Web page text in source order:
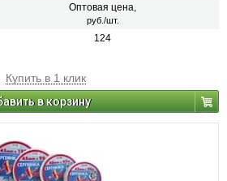
Оптовая цена,
руб./шт.
124
Купить в 1 клик
в корзину